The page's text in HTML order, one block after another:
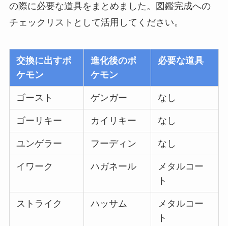
の際に必要な道具をまとめました。図鑑完成への
チェックリストとして活用してください。
交換に出すポ
ケモン
進化後のポ
ケモン
必要な道具
ゴースト ゲンガー なし
ゴーリキー カイリキー なし
ユンゲラー フーディン なし
イワーク ハガネール
メタルコー
ト
ストライク ハッサム
メタルコー
ト